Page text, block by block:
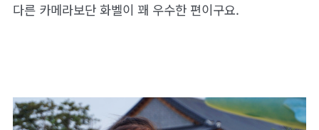
다른 카메라보단 화벨이 꽤 우수한 편이구요.